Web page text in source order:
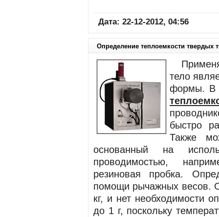
Дата: 22-12-2012, 04:56
Определение теплоемкости твердых
тело
формы. В
быстро
Также
основанный на
проводимостью,
резиновая пробка.
помощи рычажных весов.
кг, и нет необходимости
до 1 г, поскольку